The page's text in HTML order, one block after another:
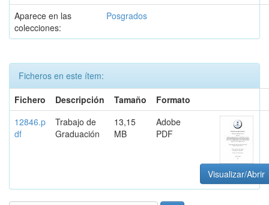
Aparece en las
colecciones:
Posgrados
Ficheros en este ítem:
Fichero
Descripción Tamaño
Formato
12846.p
df
Trabajo de
Graduación
13,15
MB
Adobe
PDF
Visualizar/Abrir